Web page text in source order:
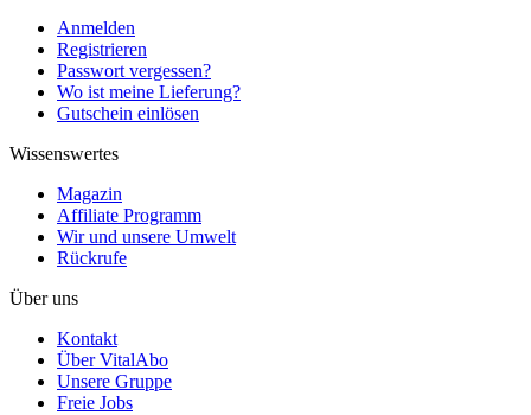
Anmelden
Registrieren
Passwort vergessen?
Wo ist meine Lieferung?
Gutschein einlösen
Wissenswertes
Magazin
Affiliate Programm
Wir und unsere Umwelt
Rückrufe
Über uns
Kontakt
Über VitalAbo
Unsere Gruppe
Freie Jobs